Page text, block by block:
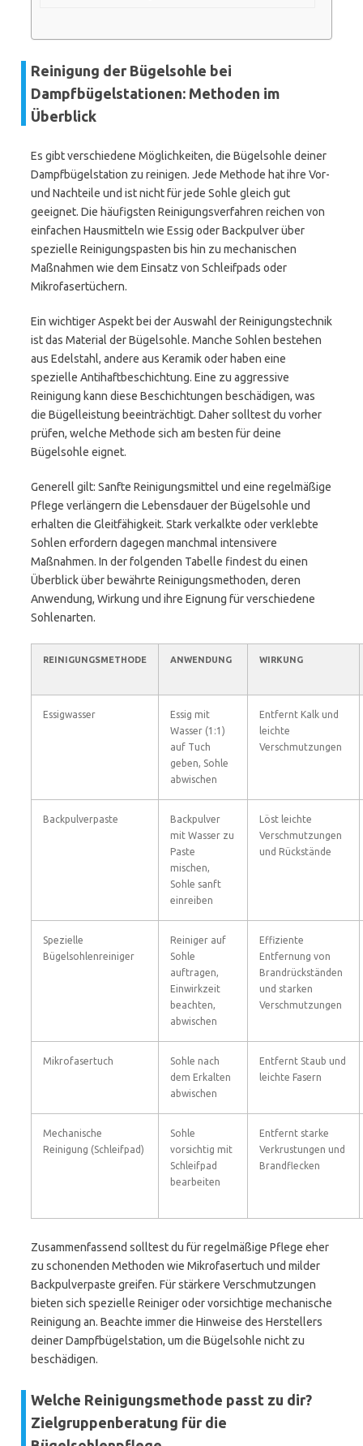
Reinigung der Bügelsohle bei
Dampfbügelstationen: Methoden im
Überblick
Es gibt verschiedene Möglichkeiten, die Bügelsohle deiner
Dampfbügelstation zu reinigen. Jede Methode hat ihre Vor-
und Nachteile und ist nicht für jede Sohle gleich gut
geeignet. Die häufigsten Reinigungsverfahren reichen von
einfachen Hausmitteln wie Essig oder Backpulver über
spezielle Reinigungspasten bis hin zu mechanischen
Maßnahmen wie dem Einsatz von Schleifpads oder
Mikrofasertüchern.
Ein wichtiger Aspekt bei der Auswahl der Reinigungstechnik
ist das Material der Bügelsohle. Manche Sohlen bestehen
aus Edelstahl, andere aus Keramik oder haben eine
spezielle Antihaftbeschichtung. Eine zu aggressive
Reinigung kann diese Beschichtungen beschädigen, was
die Bügelleistung beeinträchtigt. Daher solltest du vorher
prüfen, welche Methode sich am besten für deine
Bügelsohle eignet.
Generell gilt: Sanfte Reinigungsmittel und eine regelmäßige
Pflege verlängern die Lebensdauer der Bügelsohle und
erhalten die Gleitfähigkeit. Stark verkalkte oder verklebte
Sohlen erfordern dagegen manchmal intensivere
Maßnahmen. In der folgenden Tabelle findest du einen
Überblick über bewährte Reinigungsmethoden, deren
Anwendung, Wirkung und ihre Eignung für verschiedene
Sohlenarten.
REINIGUNGSMETHODE ANWENDUNG WIRKUNG
Essigwasser
Essig mit
Wasser (1:1)
auf Tuch
geben, Sohle
abwischen
Entfernt Kalk und
leichte
Verschmutzungen
Backpulverpaste
Backpulver
mit Wasser zu
Paste
mischen,
Sohle sanft
einreiben
Löst leichte
Verschmutzungen
und Rückstände
Spezielle
Bügelsohlenreiniger
Reiniger auf
Sohle
auftragen,
Einwirkzeit
beachten,
abwischen
Effiziente
Entfernung von
Brandrückständen
und starken
Verschmutzungen
Mikrofasertuch
Sohle nach
dem Erkalten
abwischen
Entfernt Staub und
leichte Fasern
Mechanische
Reinigung (Schleifpad)
Sohle
vorsichtig mit
Schleifpad
bearbeiten
Entfernt starke
Verkrustungen und
Brandflecken
Zusammenfassend solltest du für regelmäßige Pflege eher
zu schonenden Methoden wie Mikrofasertuch und milder
Backpulverpaste greifen. Für stärkere Verschmutzungen
bieten sich spezielle Reiniger oder vorsichtige mechanische
Reinigung an. Beachte immer die Hinweise des Herstellers
deiner Dampfbügelstation, um die Bügelsohle nicht zu
beschädigen.
Welche Reinigungsmethode passt zu dir?
Zielgruppenberatung für die